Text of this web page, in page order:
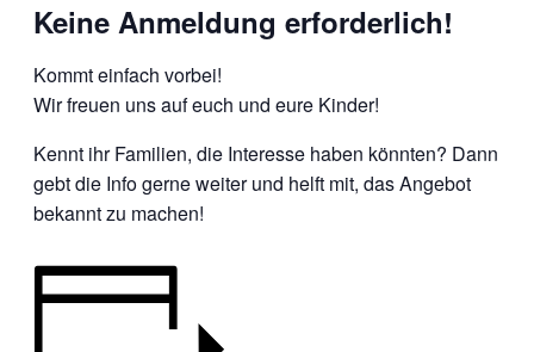
Keine Anmeldung erforderlich!
Kommt einfach vorbei!
Wir freuen uns auf euch und eure Kinder!
Kennt ihr Familien, die Interesse haben könnten? Dann
gebt die Info gerne weiter und helft mit, das Angebot
bekannt zu machen!